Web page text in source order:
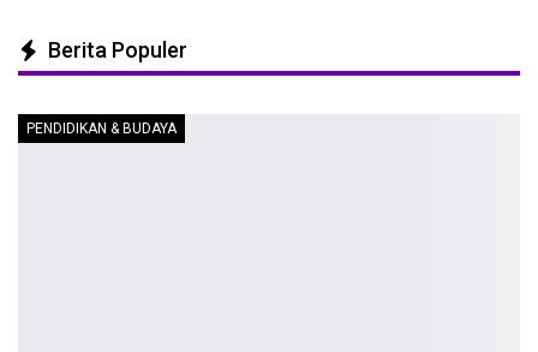
Berita Populer
PENDIDIKAN & BUDAYA